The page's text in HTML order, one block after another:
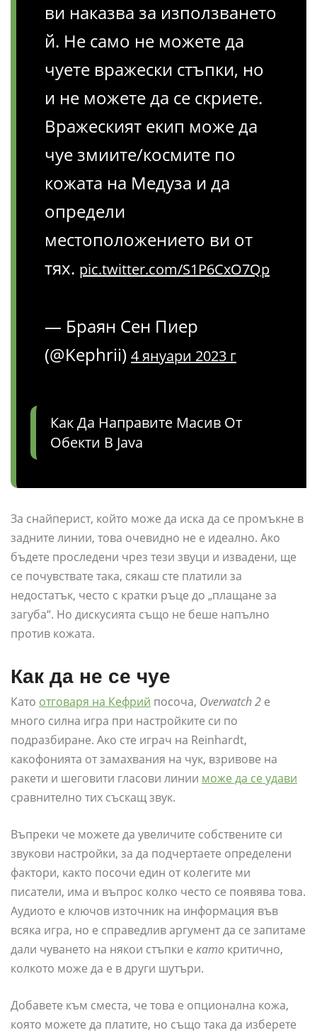
ви наказва за използването
й. Не само не можете да
чуете вражески стъпки, но
и не можете да се скриете.
Вражеският екип може да
чуе змиите/космите по
кожата на Медуза и да
определи
местоположението ви от
тях. pic.twitter.com/S1P6CxO7Qp
— Браян Сен Пиер
(@Kephrii) 4 януари 2023 г
Как Да Направите Масив От
Обекти В Java
За снайперист, който може да иска да се промъкне в
задните линии, това очевидно не е идеално. Ако
бъдете проследени чрез тези звуци и извадени, ще
се почувствате така, сякаш сте платили за
недостатък, често с кратки ръце до „плащане за
загуба“. Но дискусията също не беше напълно
против кожата.
Как да не се чуе
Като отговаря на Кефрий посоча, Overwatch 2 е
много силна игра при настройките си по
подразбиране. Ако сте играч на Reinhardt,
какофонията от замахвания на чук, взривове на
ракети и шеговити гласови линии може да се удави
сравнително тих съскащ звук.
Въпреки че можете да увеличите собствените си
звукови настройки, за да подчертаете определени
фактори, както посочи един от колегите ми
писатели, има и въпрос колко често се появява това.
Аудиото е ключов източник на информация във
всяка игра, но е справедлив аргумент да се запитаме
дали чуването на някои стъпки е като критично,
колкото може да е в други шутъри.
Добавете към сместа, че това е опционална кожа,
която можете да платите, но също така да изберете